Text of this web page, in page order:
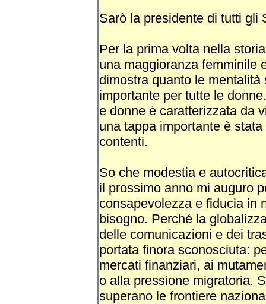
Sarò la presidente di tutti gli
Per la prima volta nella
una maggioranza femminile
dimostra quanto le
importante per tutte le
e donne è caratterizzata da
una tappa importante è
contenti.
So che modestia e
il prossimo anno mi auguro
consapevolezza e fiducia in
bisogno. Perché la
delle comunicazioni e dei
portata finora sconosciuta:
mercati finanziari, ai
o alla pressione migratoria.
superano le frontiere